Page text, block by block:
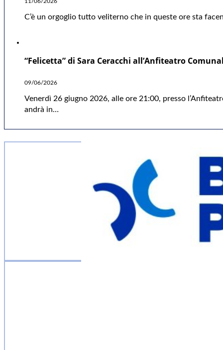
11/06/2026
C’è un orgoglio tutto veliterno che in queste ore sta
“Felicetta” di Sara Ceracchi all’Anfiteatro
09/06/2026
Venerdì 26 giugno 2026, alle ore 21:00, presso
andrà in…